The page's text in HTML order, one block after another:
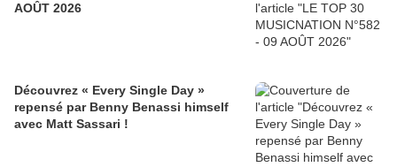
AOÛT 2026
Découvrez « Every Single Day »
repensé par Benny Benassi himself
avec Matt Sassari !